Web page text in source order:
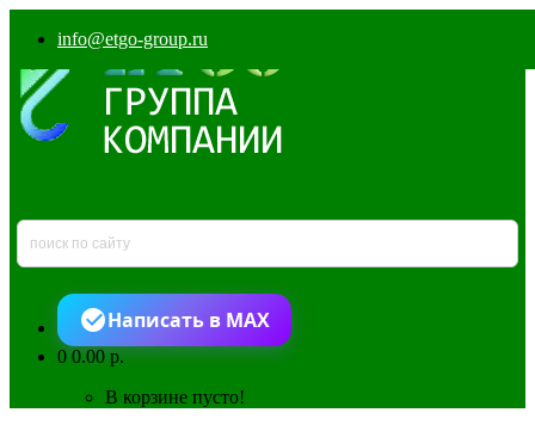
info@etgo-group.ru
Написать в MAX
00.00 р.
В корзине пусто!